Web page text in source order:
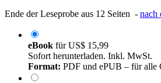
Ende der Leseprobe aus 12 Seiten - nach
eBook fürUS$ 15,99
Sofort herunterladen. Inkl. MwSt.
Format: PDF und ePUB – für alle